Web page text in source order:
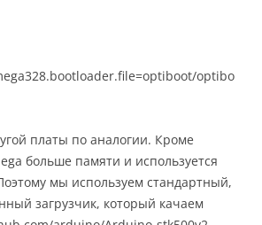
optibo
платы по аналогии. Кроме
больше памяти и используется
мы используем стандартный,
загрузчик, который качаем